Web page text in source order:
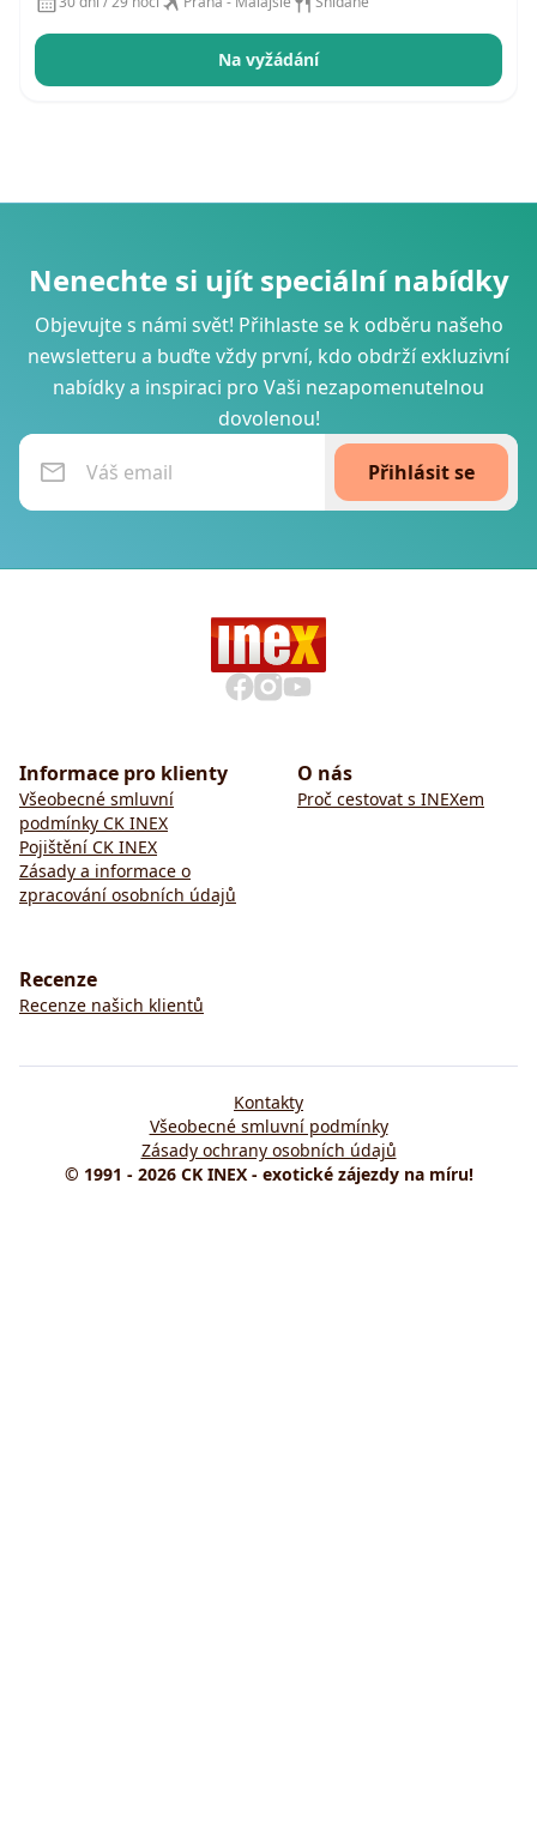
Na vyžádání
Nenechte si ujít speciální nabídky
Objevujte s námi svět! Přihlaste se k odběru našeho
newsletteru a buďte vždy první, kdo obdrží exkluzivní
nabídky a inspiraci pro Vaši nezapomenutelnou
dovolenou!
Přihlásit se
Informace pro klienty
Všeobecné smluvní
podmínky CK INEX
Pojištění CK INEX
Zásady a informace o
zpracování osobních údajů
O nás
Proč cestovat s INEXem
Recenze
Recenze našich klientů
© 1991 - 2026 CK INEX - exotické zájezdy na míru!
Kontakty
Všeobecné smluvní podmínky
Zásady ochrany osobních údajů